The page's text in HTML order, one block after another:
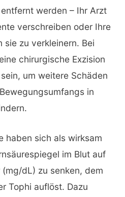
werden – Ihr Arzt
verschreiben oder Ihre
sie zu verkleinern. Bei
chirurgische Exzision
um weitere Schäden
in
haben sich als wirksam
im Blut auf
dL) zu senken, dem
Tophi auflöst. Dazu